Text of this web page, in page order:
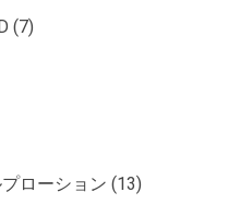
(7)
ローション (13)